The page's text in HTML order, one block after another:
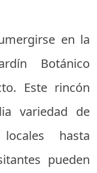
en la
Botánico
Este rincón
variedad de
hasta
pueden